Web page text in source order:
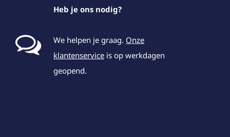
Heb je ons nodig?
We helpen je graag. Onze
klantenservice is op werkdagen
geopend.